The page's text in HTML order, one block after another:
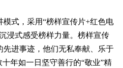
式，采用“榜样宣传片+红色电
浸式感受榜样力量。榜样宣传
先进事迹，他们无私奉献、乐于
年如一日坚守善行的“敬业”精